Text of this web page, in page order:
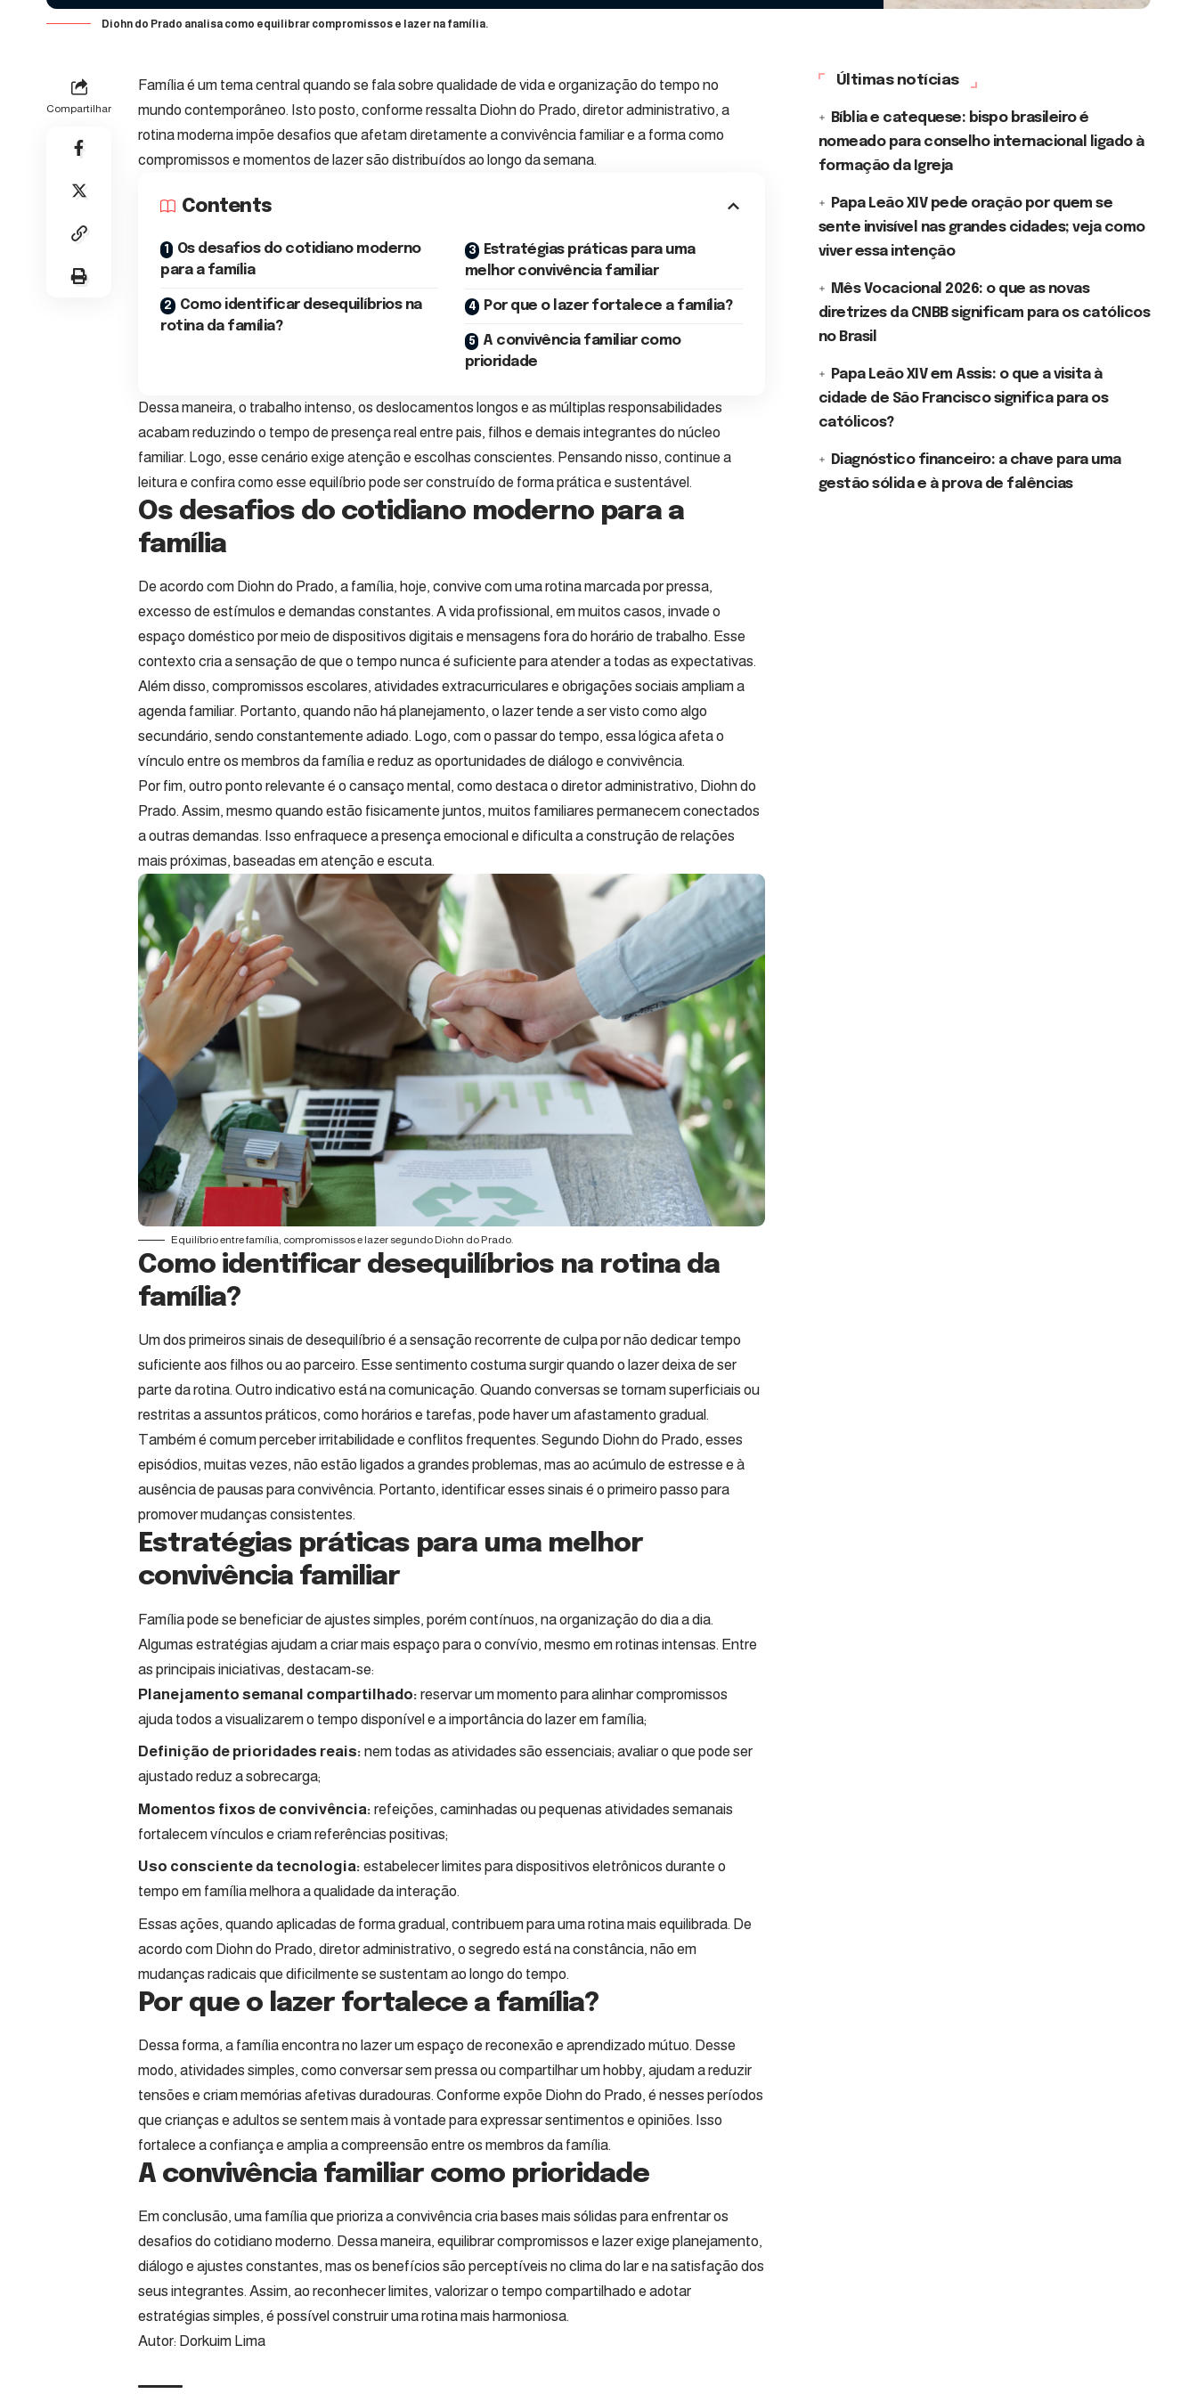
Diohn do Prado analisa como equilibrar compromissos e lazer na família.
Compartilhar
Família é um tema central quando se fala sobre qualidade de vida e organização do tempo no
mundo contemporâneo. Isto posto, conforme ressalta Diohn do Prado, diretor administrativo, a
rotina moderna impõe desafios que afetam diretamente a convivência familiar e a forma como
compromissos e momentos de lazer são distribuídos ao longo da semana.
Contents
Os desafios do cotidiano moderno
para a família
Como identificar desequilíbrios na
rotina da família?
Estratégias práticas para uma
melhor convivência familiar
Por que o lazer fortalece a família?
A convivência familiar como
prioridade
Dessa maneira, o trabalho intenso, os deslocamentos longos e as múltiplas responsabilidades
acabam reduzindo o tempo de presença real entre pais, filhos e demais integrantes do núcleo
familiar. Logo, esse cenário exige atenção e escolhas conscientes. Pensando nisso, continue a
leitura e confira como esse equilíbrio pode ser construído de forma prática e sustentável.
Os desafios do cotidiano moderno para a
família
De acordo com Diohn do Prado, a família, hoje, convive com uma rotina marcada por pressa,
excesso de estímulos e demandas constantes. A vida profissional, em muitos casos, invade o
espaço doméstico por meio de dispositivos digitais e mensagens fora do horário de trabalho. Esse
contexto cria a sensação de que o tempo nunca é suficiente para atender a todas as expectativas.
Além disso, compromissos escolares, atividades extracurriculares e obrigações sociais ampliam a
agenda familiar. Portanto, quando não há planejamento, o lazer tende a ser visto como algo
secundário, sendo constantemente adiado. Logo, com o passar do tempo, essa lógica afeta o
vínculo entre os membros da família e reduz as oportunidades de diálogo e convivência.
Por fim, outro ponto relevante é o cansaço mental, como destaca o diretor administrativo, Diohn do
Prado. Assim, mesmo quando estão fisicamente juntos, muitos familiares permanecem conectados
a outras demandas. Isso enfraquece a presença emocional e dificulta a construção de relações
mais próximas, baseadas em atenção e escuta.
Equilíbrio entre família, compromissos e lazer segundo Diohn do Prado.
Como identificar desequilíbrios na rotina da
família?
Um dos primeiros sinais de desequilíbrio é a sensação recorrente de culpa por não dedicar tempo
suficiente aos filhos ou ao parceiro. Esse sentimento costuma surgir quando o lazer deixa de ser
parte da rotina. Outro indicativo está na comunicação. Quando conversas se tornam superficiais ou
restritas a assuntos práticos, como horários e tarefas, pode haver um afastamento gradual.
Também é comum perceber irritabilidade e conflitos frequentes. Segundo Diohn do Prado, esses
episódios, muitas vezes, não estão ligados a grandes problemas, mas ao acúmulo de estresse e à
ausência de pausas para convivência. Portanto, identificar esses sinais é o primeiro passo para
promover mudanças consistentes.
Estratégias práticas para uma melhor
convivência familiar
Família pode se beneficiar de ajustes simples, porém contínuos, na organização do dia a dia.
Algumas estratégias ajudam a criar mais espaço para o convívio, mesmo em rotinas intensas. Entre
as principais iniciativas, destacam-se:
Planejamento semanal compartilhado: reservar um momento para alinhar compromissos
ajuda todos a visualizarem o tempo disponível e a importância do lazer em família;
Definição de prioridades reais: nem todas as atividades são essenciais; avaliar o que pode ser
ajustado reduz a sobrecarga;
Momentos fixos de convivência: refeições, caminhadas ou pequenas atividades semanais
fortalecem vínculos e criam referências positivas;
Uso consciente da tecnologia: estabelecer limites para dispositivos eletrônicos durante o
tempo em família melhora a qualidade da interação.
Essas ações, quando aplicadas de forma gradual, contribuem para uma rotina mais equilibrada. De
acordo com Diohn do Prado, diretor administrativo, o segredo está na constância, não em
mudanças radicais que dificilmente se sustentam ao longo do tempo.
Por que o lazer fortalece a família?
Dessa forma, a família encontra no lazer um espaço de reconexão e aprendizado mútuo. Desse
modo, atividades simples, como conversar sem pressa ou compartilhar um hobby, ajudam a reduzir
tensões e criam memórias afetivas duradouras. Conforme expõe Diohn do Prado, é nesses períodos
que crianças e adultos se sentem mais à vontade para expressar sentimentos e opiniões. Isso
fortalece a confiança e amplia a compreensão entre os membros da família.
A convivência familiar como prioridade
Em conclusão, uma família que prioriza a convivência cria bases mais sólidas para enfrentar os
desafios do cotidiano moderno. Dessa maneira, equilibrar compromissos e lazer exige planejamento,
diálogo e ajustes constantes, mas os benefícios são perceptíveis no clima do lar e na satisfação dos
seus integrantes. Assim, ao reconhecer limites, valorizar o tempo compartilhado e adotar
estratégias simples, é possível construir uma rotina mais harmoniosa.
Autor: Dorkuim Lima
Últimas notícias
Bíblia e catequese: bispo brasileiro é
nomeado para conselho internacional ligado à
formação da Igreja
Papa Leão XIV pede oração por quem se
sente invisível nas grandes cidades; veja como
viver essa intenção
Mês Vocacional 2026: o que as novas
diretrizes da CNBB significam para os católicos
no Brasil
Papa Leão XIV em Assis: o que a visita à
cidade de São Francisco significa para os
católicos?
Diagnóstico financeiro: a chave para uma
gestão sólida e à prova de falências